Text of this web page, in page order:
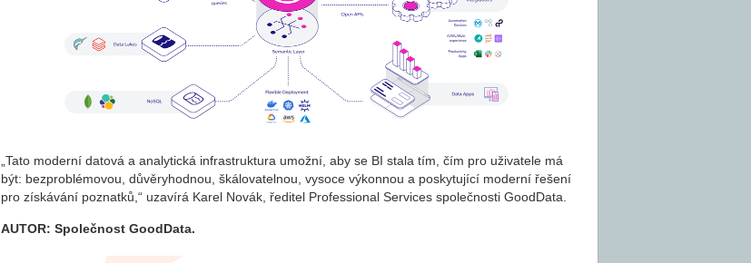
„Tato moderní datová a analytická infrastruktura umožní, aby se BI stala tím, čím pro uživatele má
být: bezproblémovou, důvěryhodnou, škálovatelnou, vysoce výkonnou a poskytující moderní řešení
pro získávání poznatků,“ uzavírá Karel Novák, ředitel Professional Services společnosti GoodData.
AUTOR: Společnost GoodData.